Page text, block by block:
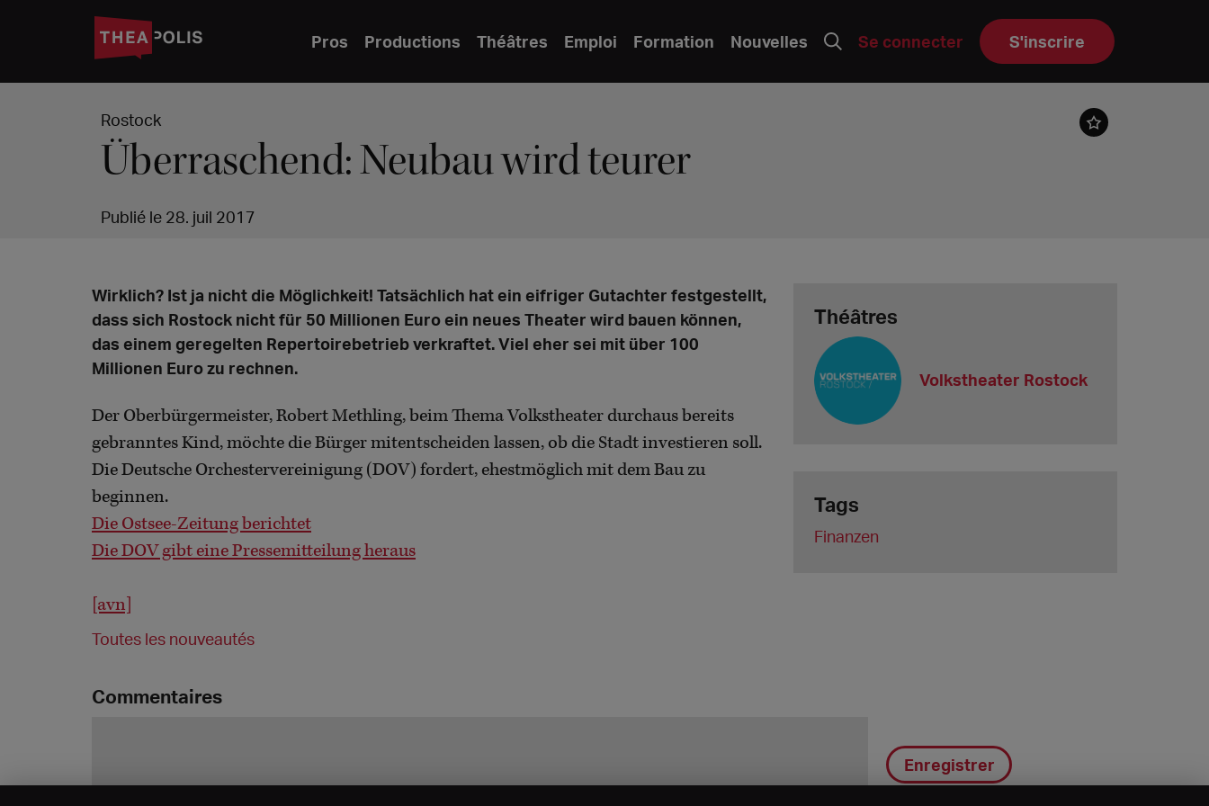
Pros Productions Théâtres Emploi Formation Nouvelles Se connecter S'inscrire
Rostock
Überraschend: Neubau wird teurer
Publié le 28. juil 2017
Wirklich? Ist ja nicht die Möglichkeit! Tatsächlich hat ein eifriger Gutachter festgestellt,
dass sich Rostock nicht für 50 Millionen Euro ein neues Theater wird bauen können,
das einem geregelten Repertoirebetrieb verkraftet. Viel eher sei mit über 100
Millionen Euro zu rechnen.
Der Oberbürgermeister, Robert Methling, beim Thema Volkstheater durchaus bereits
gebranntes Kind, möchte die Bürger mitentscheiden lassen, ob die Stadt investieren soll.
Die Deutsche Orchestervereinigung (DOV) fordert, ehestmöglich mit dem Bau zu
beginnen.
Die Ostsee-Zeitung berichtet
Die DOV gibt eine Pressemitteilung heraus
[avn]
Toutes les nouveautés
Théâtres
Volkstheater Rostock
Tags
Finanzen
Commentaires
Enregistrer